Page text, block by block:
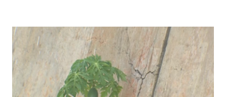
Ao dizer que deixar o ambiente evangélico não significou
abandonar Deus, mas sim se libertar de uma prisão, ela
expõe algo que muita gente vive: a busca por uma
espiritualidade que faça sentido com quem a gente
realmente é.